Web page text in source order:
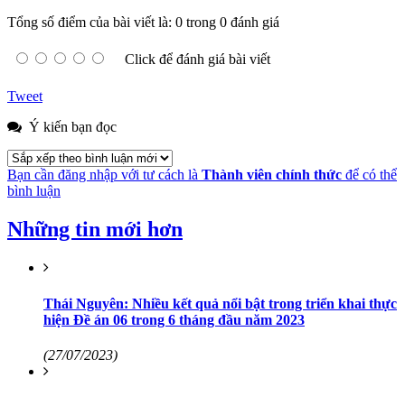
Tổng số điểm của bài viết là: 0 trong 0 đánh giá
Click để đánh giá bài viết
Tweet
Ý kiến bạn đọc
Bạn cần đăng nhập với tư cách là Thành viên chính thức để có thể
bình luận
Những tin mới hơn
Thái Nguyên: Nhiều kết quả nổi bật trong triển khai thực
hiện Đề án 06 trong 6 tháng đầu năm 2023
(27/07/2023)